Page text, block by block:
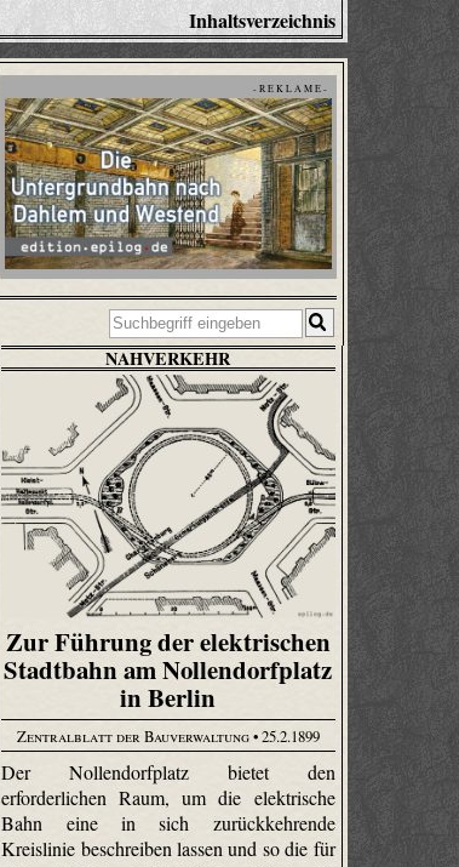
Inhaltsverzeichnis
- R E K L A M E -
NAHVERKEHR
Zur Führung der elektrischen
Stadtbahn am Nollendorfplatz
in Berlin
Zentralblatt der Bauverwaltung• 25.2.1899
Der Nollendorfplatz bietet den
erforderlichen Raum, um die elektrische
Bahn eine in sich zurückkehrende
Kreislinie beschreiben lassen und so die für